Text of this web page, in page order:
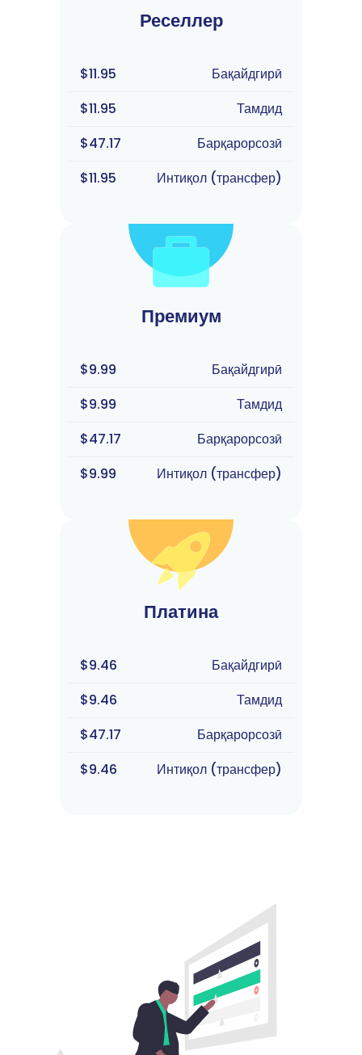
Реселлер
$11.95
Бақайдгирӣ
$11.95
Тамдид
$47.17
Барқарорсозӣ
$11.95
Интиқол (трансфер)
Премиум
$9.99
Бақайдгирӣ
$9.99
Тамдид
$47.17
Барқарорсозӣ
$9.99
Интиқол (трансфер)
Платина
$9.46
Бақайдгирӣ
$9.46
Тамдид
$47.17
Барқарорсозӣ
$9.46
Интиқол (трансфер)